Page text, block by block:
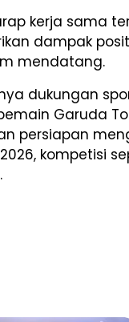
kerja sama
dampak
mendatang.
dukungan
Garuda
persiapan
kompetisi